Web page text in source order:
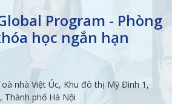
Program - Phòng
học ngắn hạn
nhà Việt Úc, Khu đô thị Mỹ Đình 1,
Thành phố Hà Nội